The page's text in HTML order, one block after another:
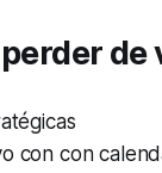
de
con con